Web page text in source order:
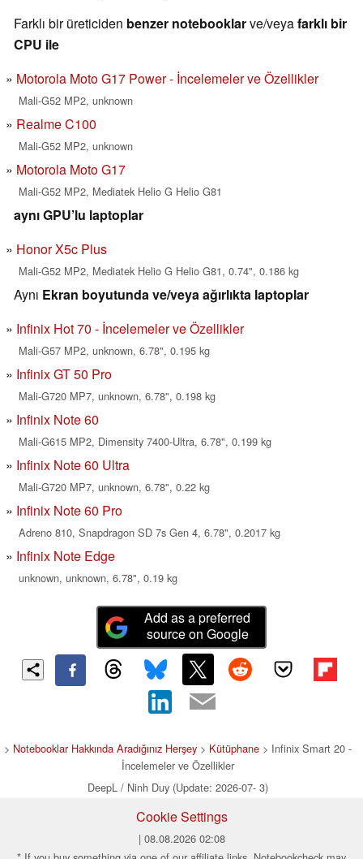
Farklı bir üreticiden benzer notebooklarve/veyafarklı bir
CPU ile
Motorola Moto G17 Power - İncelemeler ve Özellikler
Mali-G52 MP2, unknown
Realme C100
Mali-G52 MP2, unknown
Motorola Moto G17
Mali-G52 MP2, Mediatek Helio G Helio G81
aynı GPU’lu laptoplar
Honor X5c Plus
Mali-G52 MP2, Mediatek Helio G Helio G81, 0.74", 0.186 kg
Aynı Ekran boyutunda ve/veya ağırlıkta laptoplar
Infinix Hot 70 - İncelemeler ve Özellikler
Mali-G57 MP2, unknown, 6.78", 0.195 kg
Infinix GT 50 Pro
Mali-G720 MP7, unknown, 6.78", 0.198 kg
Infinix Note 60
Mali-G615 MP2, Dimensity 7400-Ultra, 6.78", 0.199 kg
Infinix Note 60 Ultra
Mali-G720 MP7, unknown, 6.78", 0.22 kg
Infinix Note 60 Pro
Adreno 810, Snapdragon SD 7s Gen 4, 6.78", 0.2017 kg
Infinix Note Edge
unknown, unknown, 6.78", 0.19 kg
Add as a preferred
source on Google
> Notebooklar Hakkında Aradığınız Herşey> Kütüphane> Infinix Smart 20 -
İncelemeler ve Özellikler
DeepL / Ninh Duy (Update: 2026-07- 3)
Cookie Settings
| 08.08.2026 02:08